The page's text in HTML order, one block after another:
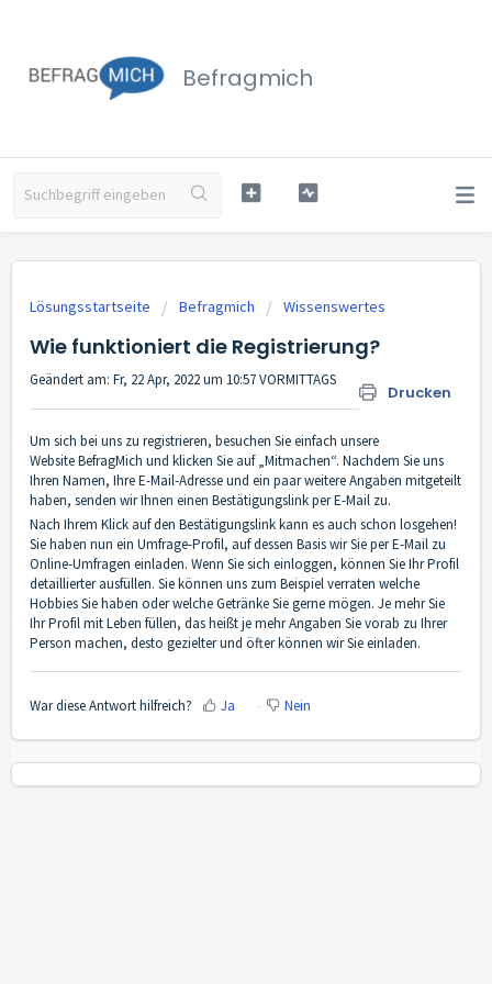
Befragmich
Lösungsstartseite Befragmich Wissenswertes
Wie funktioniert die Registrierung?
Drucken
Geändert am: Fr, 22 Apr, 2022 um 10:57 VORMITTAGS
Um sich bei uns zu registrieren, besuchen Sie einfach unsere
WebsiteBefragMich und klicken Sie auf „Mitmachen“. Nachdem Sie uns
Ihren Namen, Ihre E-Mail-Adresse und ein paar weitere Angaben mitgeteilt
haben, senden wir Ihnen einen Bestätigungslink per E-Mail zu.
Nach Ihrem Klick auf den Bestätigungslink kann es auch schon losgehen!
Sie haben nun ein Umfrage-Profil, auf dessen Basis wir Sie per E-Mail zu
Online-Umfragen einladen. Wenn Sie sich einloggen, können Sie Ihr Profil
detaillierter ausfüllen. Sie können uns zum Beispiel verraten welche
Hobbies Sie haben oder welche Getränke Sie gerne mögen. Je mehr Sie
Ihr Profil mit Leben füllen, das heißt je mehr Angaben Sie vorab zu Ihrer
Person machen, desto gezielter und öfter können wir Sie einladen.
War diese Antwort hilfreich? Ja Nein